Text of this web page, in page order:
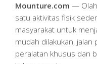
Mounture.com —
satu aktivitas fisik
masyarakat untuk
mudah dilakukan, jalan
peralatan khusus dan